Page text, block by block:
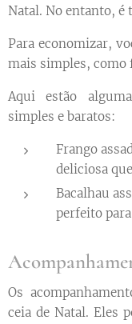
Natal. No entanto, é
Para economizar,
mais simples, como
Aqui estão
simples e baratos:
Frango
deliciosa
Bacalhau
perfeito
Os
ceia de Natal. Eles